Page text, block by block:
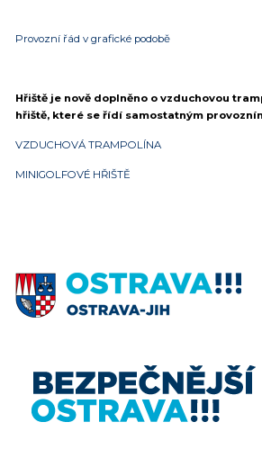
Provozní řád v grafické podobě
Hřiště je nově doplněno o vzduchovou
hřiště, které se řídí samostatným
VZDUCHOVÁ TRAMPOLÍNA
MINIGOLFOVÉ HŘIŠTĚ